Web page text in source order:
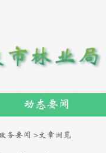
动态要闻
务要闻 >文章浏览